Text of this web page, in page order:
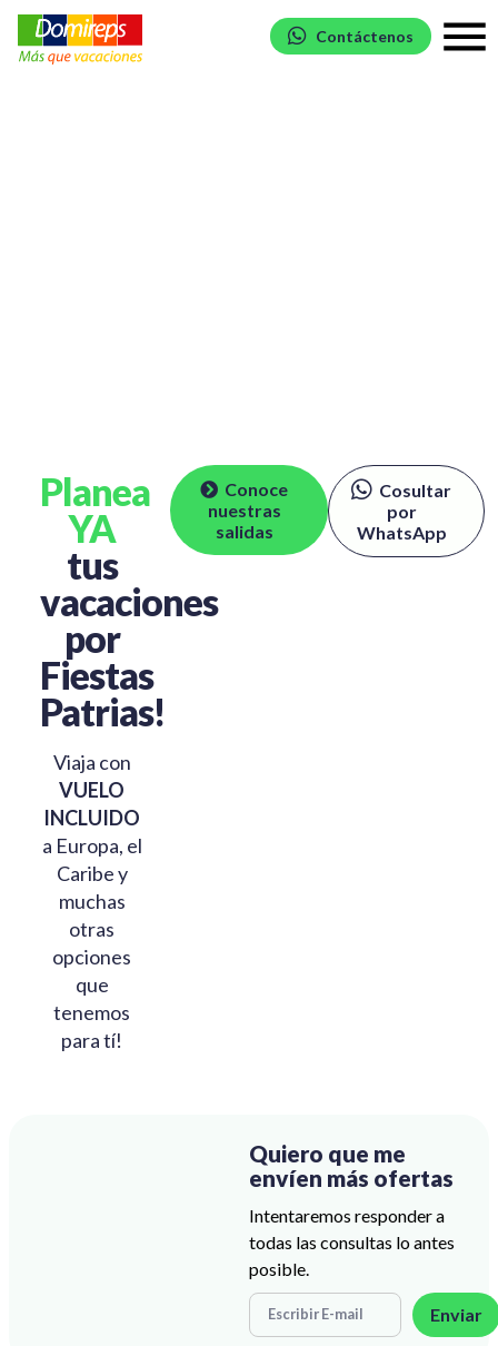
Contáctenos
Planea
YA
tus
vacaciones
por
Fiestas
Patrias!
Viaja con
VUELO
INCLUIDO
a Europa, el
Caribe y
muchas
otras
opciones
que
tenemos
para tí!
Conoce
nuestras
salidas
Cosultar
por
WhatsApp
Quiero que me
envíen más ofertas
Intentaremos responder a
todas las consultas lo antes
posible.
Enviar